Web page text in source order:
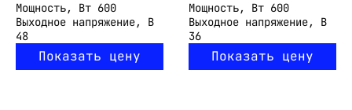
Мощность, Вт 600
Выходное напряжение, В
48
Показать цену
Мощность, Вт 600
Выходное напряжение, В
36
Показать цену